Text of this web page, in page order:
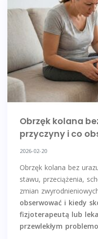
Obrzęk kolana
przyczyny i co
2026-02-20
Obrzęk kolana bez
stawu, przeciążenia,
zmian
obserwować i kiedy
fizjoterapeutą lub
przewlekłym